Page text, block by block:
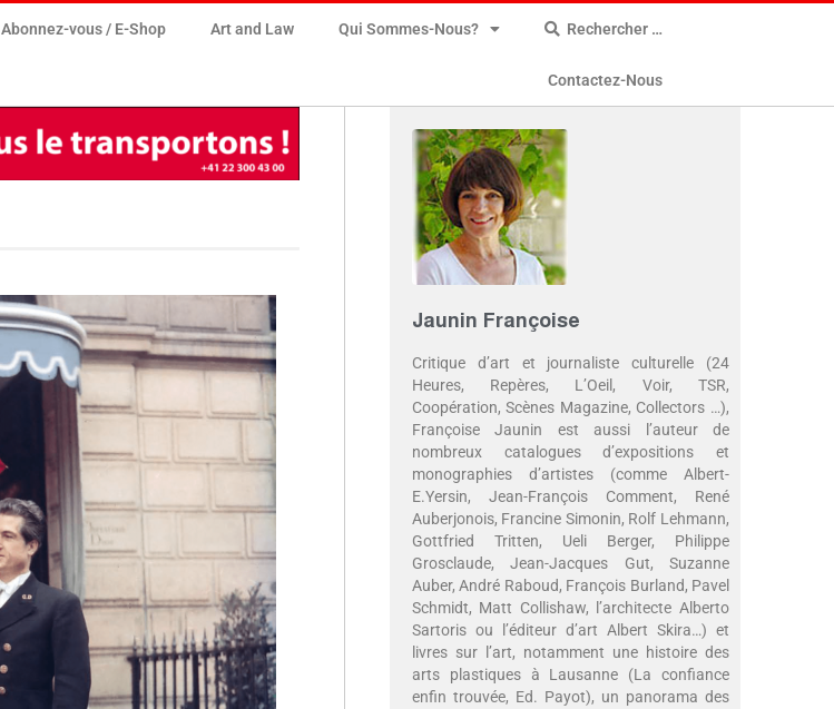
Abonnez-vous / E-Shop Art and Law Qui Sommes-Nous? Rechercher …
Contactez-Nous
Jaunin Françoise
Critique d’art et journaliste culturelle (24
Heures, Repères, L’Oeil, Voir, TSR,
Coopération, Scènes Magazine, Collectors …),
Françoise Jaunin est aussi l’auteur de
nombreux catalogues d’expositions et
monographies d’artistes (comme Albert-
E.Yersin, Jean-François Comment, René
Auberjonois, Francine Simonin, Rolf Lehmann,
Gottfried Tritten, Ueli Berger, Philippe
Grosclaude, Jean-Jacques Gut, Suzanne
Auber, André Raboud, François Burland, Pavel
Schmidt, Matt Collishaw, l’architecte Alberto
Sartoris ou l’éditeur d’art Albert Skira…) et
livres sur l’art, notamment une histoire des
arts plastiques à Lausanne (La confiance
enfin trouvée, Ed. Payot), un panorama des